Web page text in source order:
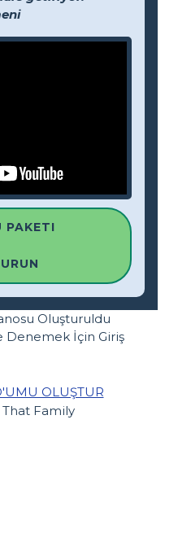
PAKETI
Oluşturuldu
Denemek İçin Giriş
OLUŞTUR